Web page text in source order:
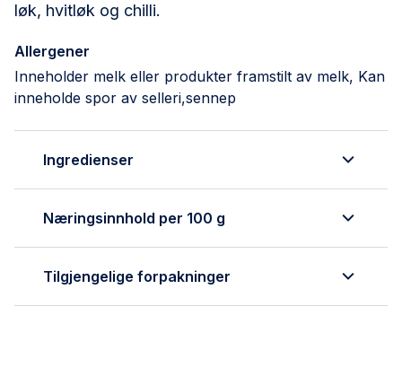
løk, hvitløk og chilli.
Allergener
Inneholder melk eller produkter framstilt av melk, Kan
inneholde spor av selleri,sennep
Ingredienser
Næringsinnhold per 100 g
Tilgjengelige forpakninger